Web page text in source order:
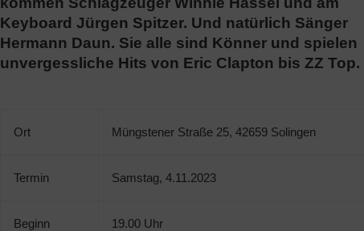
Keyboard Jürgen Spitzer. Und natürlich Sänger
Hermann Daun. Sie alle sind Könner und spielen
unvergessliche Hits von Eric Clapton bis ZZ Top.
Ort Müngstener Straße 25, 42659 Solingen
Termin Samstag, 4.11.2023
Beginn 19.00 Uhr